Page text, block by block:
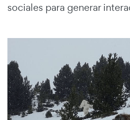
sociales para generar